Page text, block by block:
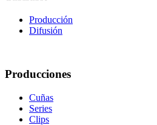
Producción
Difusión
Producciones
Cuñas
Series
Clips